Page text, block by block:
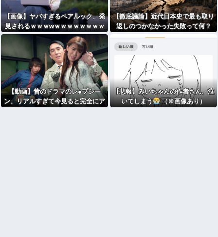
【画像】ヤバすぎるペアルック、発
見されるｗｗｗwｗｗｗｗｗｗｗｗ
ｗ
【徹底議論】近代日本史で最も取り
返しのつかなかった失敗って何？
【動画】昔のドラマのレ●プシー
ン、リアルすぎて今見ると完全にア
【悲報】みいちゃんの作者さん、泣
いてしまう
（※画像あり）